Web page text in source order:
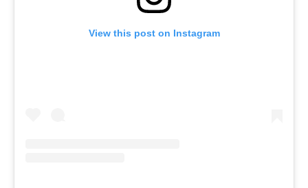
View this post on Instagram